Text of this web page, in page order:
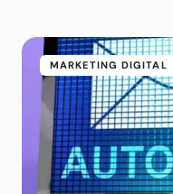
MARKETING DIGITAL